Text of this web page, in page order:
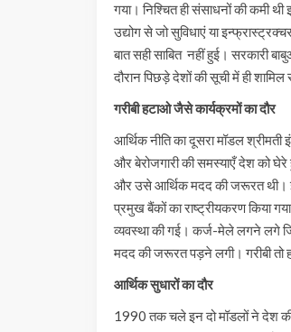
गया। निश्चित ही संसाधनों की कमी
उद्योग से जो सुविधाएं या
बात सही साबित नहीं हुई। सरकारी
दौरान पिछड़े देशों की सूची में ही शामिल
गरीबी हटाओ जैसे कार्यक्रमों का दौर
आर्थिक नीति का दूसरा मॉडल
और बेरोजगारी की समस्याएँ देश को घेरे
और उसे आर्थिक मदद की जरूरत थी।
प्रमुख बैंकों का राष्ट्रीयकरण किया
व्यवस्था की गई। कर्ज-मेले लगने लगे
मदद की जरूरत पड़ने लगी। गरीबी तो
आर्थिक सुधारों का दौर
1990 तक चले इन दो मॉडलों ने देश की